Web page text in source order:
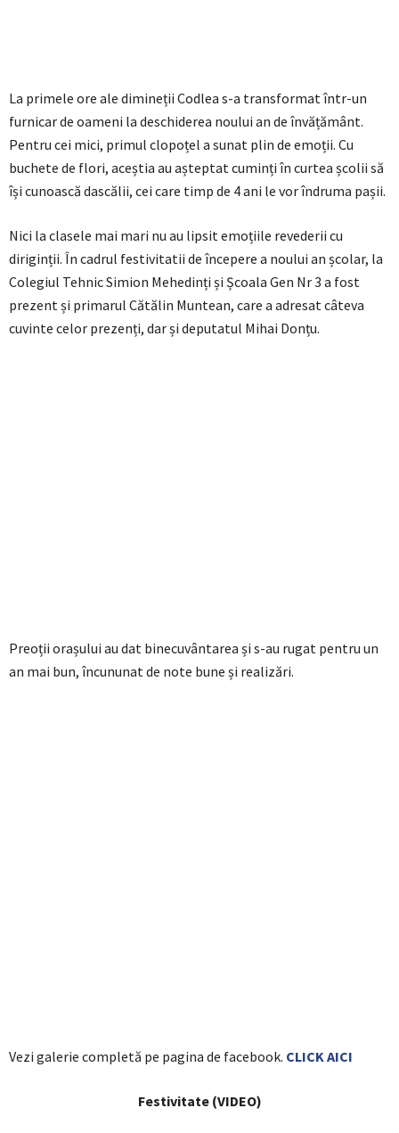
La primele ore ale dimineții Codlea s-a transformat într-un
furnicar de oameni la deschiderea noului an de învățământ.
Pentru cei mici, primul clopoțel a sunat plin de emoții. Cu
buchete de flori, aceștia au așteptat cuminți în curtea școlii să
își cunoască dascălii, cei care timp de 4 ani le vor îndruma pașii.
Nici la clasele mai mari nu au lipsit emoțiile revederii cu
diriginții. În cadrul festivitatii de începere a noului an școlar, la
Colegiul Tehnic Simion Mehedinți și Școala Gen Nr 3 a fost
prezent și primarul Cătălin Muntean, care a adresat câteva
cuvinte celor prezenți, dar și deputatul Mihai Donțu.
Preoții orașului au dat binecuvântarea și s-au rugat pentru un
an mai bun, încununat de note bune și realizări.
Vezi galerie completă pe pagina de facebook. CLICK AICI
Festivitate (VIDEO)